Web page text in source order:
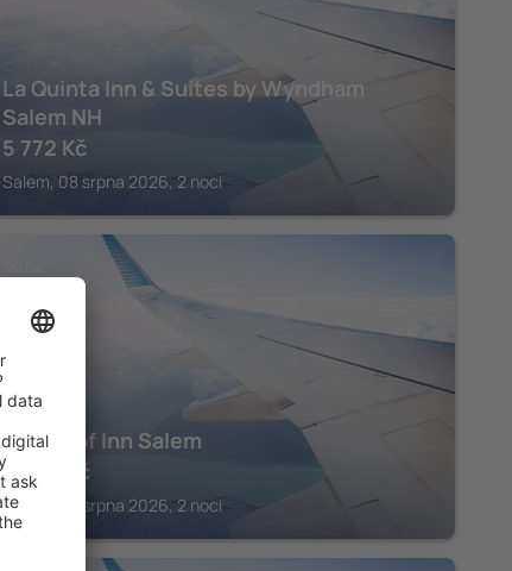
La Quinta Inn & Suites by Wyndham
Salem NH
5 772 Kč
Salem, 08 srpna 2026, 2 noci
Red Roof Inn Salem
5 290
Kč
Salem, 08 srpna 2026, 2 noci